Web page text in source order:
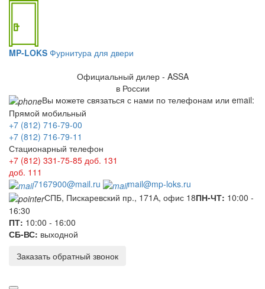
MP-LOKS Фурнитура для двери
Официальный дилер - ASSA
в России
Вы можете связаться с нами по телефонам или email:
Прямой мобильный
+7 (812) 716-79-00
+7 (812) 716-79-11
Стационарный телефон
+7 (812) 331-75-85 доб. 131
доб. 111
7167900@mail.ru
mail@mp-loks.ru
СПБ, Пискаревский пр., 171А, офис 18ПН-ЧТ: 10:00 -
16:30
ПТ: 10:00 - 16:00
СБ-ВС: выходной
Заказать обратный звонок